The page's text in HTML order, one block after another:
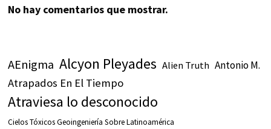
No hay comentarios que mostrar.
AEnigma Alcyon Pleyades Alien Truth Antonio M.
Atrapados En El Tiempo
Atraviesa lo desconocido
Cielos Tóxicos Geoingeniería Sobre Latinoamérica